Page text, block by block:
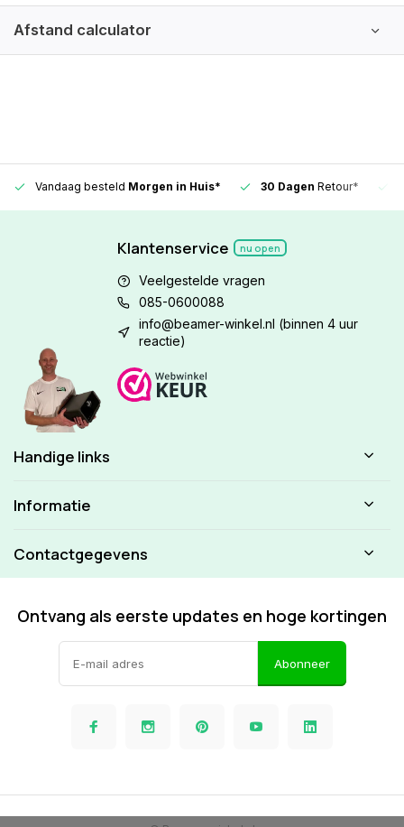
Afstand calculator
Vandaag besteld Morgen in Huis* 30 Dagen Retour*
Klantenservice nu open
Veelgestelde vragen
085-0600088
info@beamer-winkel.nl (binnen 4 uur
reactie)
Handige links
Informatie
Contactgegevens
Ontvang als eerste updates en hoge kortingen
Abonneer